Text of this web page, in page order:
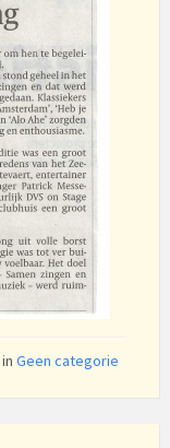
in Geen categorie